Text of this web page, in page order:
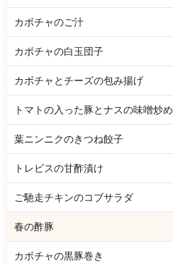
カボチャのご汁
カボチャの白玉団子
カボチャとチーズの包み揚げ
トマトの入った豚とナスの味噌炒め
葉ニンニクのきつね餃子
トレビスの甘酢漬け
ご馳走チキンのコブサラダ
春の酢豚
カボチャの黒豚巻き